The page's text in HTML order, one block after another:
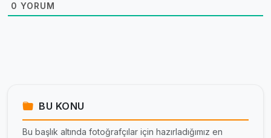
0 YORUM
BU KONU
Bu başlık altında fotoğrafçılar için hazırladığımız en